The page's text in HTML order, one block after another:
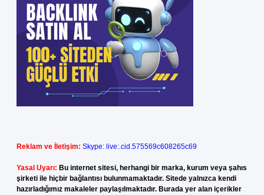
Reklam ve İletişim: Skype: live:.cid.575569c608265c69
Yasal Uyarı: Bu internet sitesi, herhangi bir marka, kurum veya şahıs
şirketi ile hiçbir bağlantısı bulunmamaktadır. Sitede yalnızca kendi
hazırladığımız makaleler paylaşılmaktadır. Burada yer alan içerikler